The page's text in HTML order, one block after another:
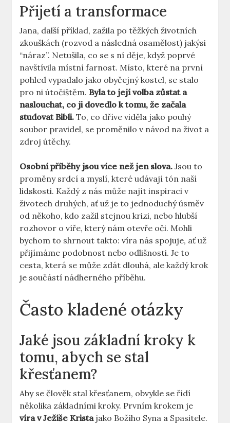
Přijetí a transformace
Jana, další příklad, zažila po těžkých životních
zkouškách (rozvod a následná osamělost) jakýsi
“náraz”. Netušila, co se s ní děje, když poprvé
navštívila místní farnost. Místo, které na první
pohled vypadalo jako obyčejný kostel, se stalo
pro ni útočištěm.Byla to její volba zůstat a
naslouchat, co ji dovedlo k tomu, že začala
studovat Bibli. To, co dříve viděla jako pouhý
soubor pravidel, se proměnilo v návod na život a
zdroj útěchy.
Osobní příběhy jsou více než jen slova. Jsou to
proměny srdcí a myslí, které udávají tón naší
lidskosti. Každý z nás může najít inspiraci v
životech druhých, ať už je to jednoduchý úsměv
od někoho, kdo zažil stejnou krizi, nebo hlubší
rozhovor o víře, který nám otevře oči. Mohli
bychom to shrnout takto: víra nás spojuje, ať už
přijímáme podobnost nebo odlišnosti. Je to
cesta, která se může zdát dlouhá, ale každý krok
je součástí nádherného příběhu.
Často kladené otázky
Jaké jsou základní kroky k
tomu, abych se stal
křesťanem?
Aby se člověk stal křesťanem, obvykle se řídí
několika základními kroky. Prvním krokem je
víra v Ježíše Kristajako Božího Syna a Spasitele.